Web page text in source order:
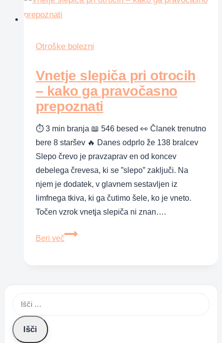
kako
in
pravočasno
Otroške bolezni
Vnetje slepiča pri otrocih
– kako ga pravočasno
prepoznati
⏱ 3 min branja 📖 546 besed 👀 Članek trenutno
bere 8 staršev 🔥 Danes odprlo že 138 bralcev
Slepo črevo je pravzaprav en od koncev
debelega črevesa, ki se ”slepo” zaključi. Na
njem je dodatek, v glavnem sestavljen iz
limfnega tkiva, ki ga čutimo šele, ko je vneto.
Točen vzrok vnetja slepiča ni znan….
Beri več
Vnetje
ga
Išči: